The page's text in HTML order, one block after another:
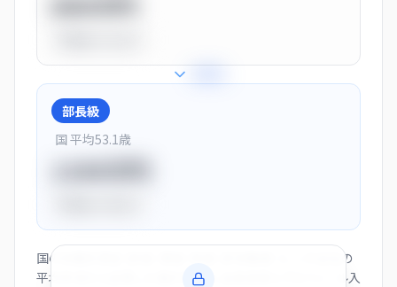
部長級
国 平均53.1歳
国の役職別賃金（部長・課長・係長・非役職者）と、この会社の
平均年収から逆算した推計値です。会員登録とプロフィール入